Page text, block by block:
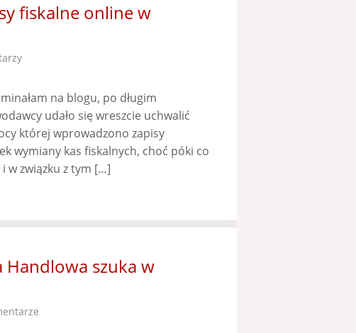
fiskalne online w
na blogu, po długim
udało się wreszcie uchwalić
której wprowadzono zapisy
wymiany kas fiskalnych, choć póki co
w związku z tym […]
Handlowa szuka w